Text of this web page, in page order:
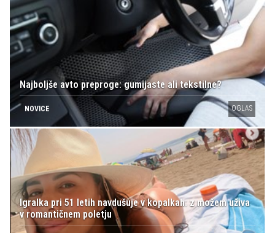
Najboljše avto preproge: gumijaste ali tekstilne?
NOVICE OGLAS
Igralka pri 51 letih navdušuje v kopalkah: z možem uživa
v romantičnem poletju